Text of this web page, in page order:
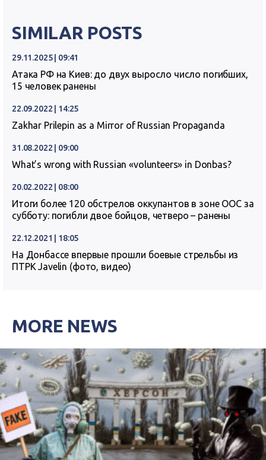
SIMILAR POSTS
29.11.2025 | 09:41
Атака РФ на Киев: до двух выросло число погибших,
15 человек ранены
22.09.2022 | 14:25
Zakhar Prilepin as a Mirror of Russian Propaganda
31.08.2022 | 09:00
What’s wrong with Russian «volunteers» in Donbas?
20.02.2022 | 08:00
Итоги более 120 обстрелов оккупантов в зоне ООС за
субботу: погибли двое бойцов, четверо – ранены
22.12.2021 | 18:05
На Донбассе впервые прошли боевые стрельбы из
ПТРК Javelin (фото, видео)
MORE NEWS